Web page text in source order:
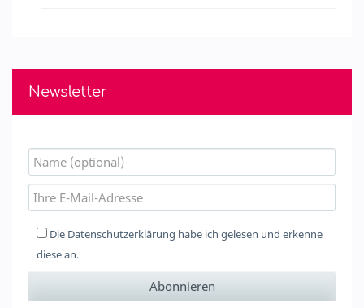
Newsletter
Die Datenschutzerklärung habe ich gelesen und erkenne
diese an.